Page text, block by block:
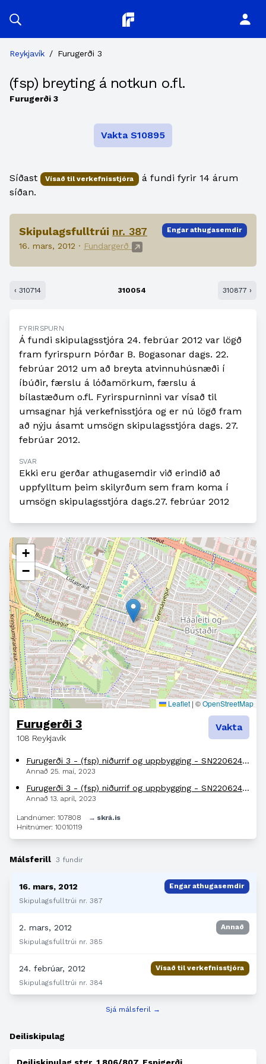
Planitor
Reykjavík / Furugerði 3
(fsp) breyting á notkun o.fl.
Furugerði 3
Vakta S10895
Síðast Vísað til verkefnisstjóra
á fundi fyrir 14 árum
síðan.
Skipulagsfulltrúi nr. 387
16. mars, 2012 · Fundargerð
Engar athugasemdir
‹ 310714 310054 310877 ›
FYRIRSPURN
Á fundi skipulagsstjóra 24. febrúar 2012 var lögð
fram fyrirspurn Þórðar B. Bogasonar dags. 22.
febrúar 2012 um að breyta atvinnuhúsnæði í
íbúðir, færslu á lóðamörkum, færslu á
bílastæðum o.fl. Fyrirspurninni var vísað til
umsagnar hjá verkefnisstjóra og er nú lögð fram
að nýju ásamt umsögn skipulagsstjóra dags. 27.
febrúar 2012.
SVAR
Ekki eru gerðar athugasemdir við erindið að
uppfylltum þeim skilyrðum sem fram koma í
umsögn skipulagsstjóra dags.27. febrúar 2012
+
−
Leaflet | ©OpenStreetMap
Furugerði 3
108 Reykjavík
Vakta
Furugerði 3 - (fsp) niðurrif og uppbygging - SN220624 Á embættisafgreiðslufundi skipulagsfulltrúa 13. apríl 2023 var lögð fram fyrirspurn Þórðar Birgis Bogasonar, dags. 3. október 2022, um niðurrif hú
Annað 25. maí, 2023
Furugerði 3 - (fsp) niðurrif og uppbygging - SN220624 Lögð fram fyrirspurn Þórðar Birgis Bogasonar, dags. 3. október 2022, um niðurrif hússins á lóð nr. 3 við Furugerði og byggja þess í stað 5 hæða íb
Annað 13. apríl, 2023
Landnúmer: 107808
→ skrá.is
Hnitnúmer: 10010119
Málsferill 3 fundir
16. mars, 2012
Engar athugasemdir
Skipulagsfulltrúi nr. 387
2. mars, 2012
Annað
Skipulagsfulltrúi nr. 385
24. febrúar, 2012
Vísað til verkefnisstjóra
Skipulagsfulltrúi nr. 384
Sjá málsferil →
Deiliskipulag
Deiliskipulag stgr. 1.806/807, Espigerði